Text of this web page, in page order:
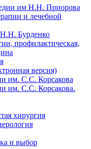
им Н.Н. Приорова
и лечебной
Бурденко
профилактическая,
версия)
им. С.С. Корсакова
им. С.С. Корсакова.
хирургия
и выбор